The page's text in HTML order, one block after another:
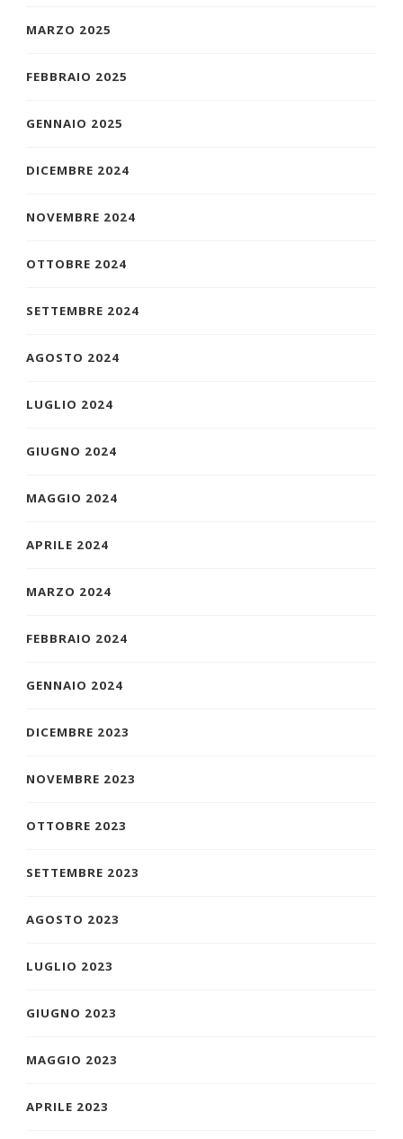
MARZO 2025
FEBBRAIO 2025
GENNAIO 2025
DICEMBRE 2024
NOVEMBRE 2024
OTTOBRE 2024
SETTEMBRE 2024
AGOSTO 2024
LUGLIO 2024
GIUGNO 2024
MAGGIO 2024
APRILE 2024
MARZO 2024
FEBBRAIO 2024
GENNAIO 2024
DICEMBRE 2023
NOVEMBRE 2023
OTTOBRE 2023
SETTEMBRE 2023
AGOSTO 2023
LUGLIO 2023
GIUGNO 2023
MAGGIO 2023
APRILE 2023